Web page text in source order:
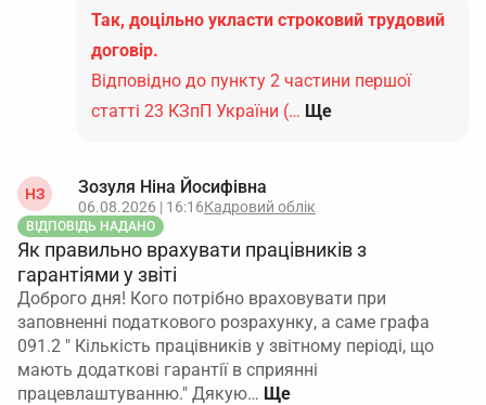
Так, доцільно укласти строковий трудовий
договір.
Відповідно до пункту 2 частини першої
статті 23 КЗпП України (… Ще
НЗ Зозуля Ніна Йосифівна
06.08.2026 | 16:16Кадровий облік
ВІДПОВІДЬ НАДАНО
Як правильно врахувати працівників з
гарантіями у звіті
Доброго дня! Кого потрібно враховувати при
заповненні податкового розрахунку, а саме графа
091.2 " Кількість працівників у звітному періоді, що
мають додаткові гарантії в сприянні
працевлаштуванню." Дякую…